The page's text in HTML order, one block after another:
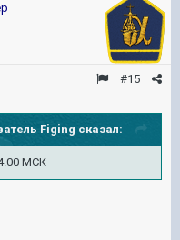
#15
Figing сказал:
МСК